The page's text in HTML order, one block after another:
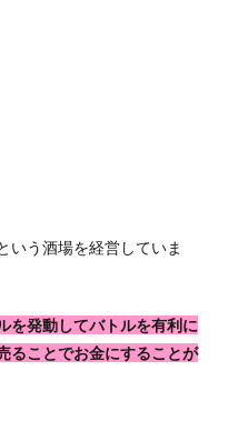
いう酒場を経営していま
を発動してバトルを有利に
ることでお金にすることが